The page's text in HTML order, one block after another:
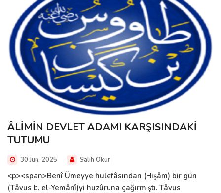
ÂLİMİN DEVLET ADAMI KARŞISINDAKİ
TUTUMU
30 Jun, 2025 Salih Okur
<p><span>Benî Ümeyye hulefâsından (Hişâm) bir gün
(Tâvus b. el-Yemânî)yi huzûruna çağırmıştı. Tâvus